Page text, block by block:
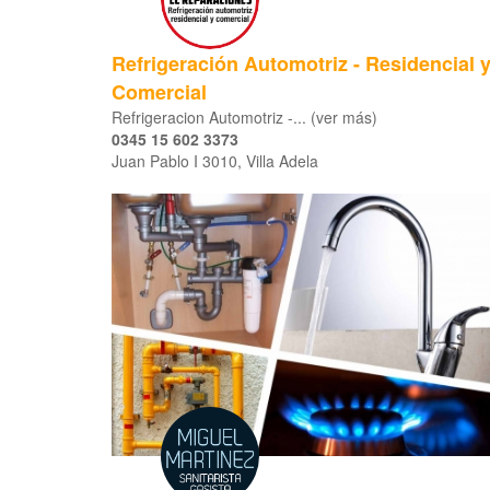
Refrigeración Automotriz - Residencial y
Comercial
Refrigeracion Automotriz -... (ver más)
0345 15 602 3373
Juan Pablo I 3010, Villa Adela